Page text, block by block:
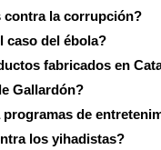
contra la corrupción?
caso del ébola?
fabricados en
Gallardón?
de
los yihadistas?